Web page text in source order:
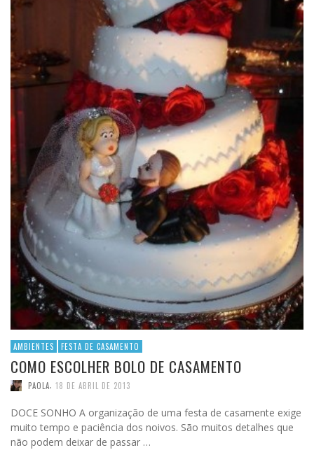
AMBIENTES FESTA DE CASAMENTO
COMO ESCOLHER BOLO DE CASAMENTO
PAOLA, 18 DE ABRIL DE 2013
DOCE SONHO A organização de uma festa de casamente exige
muito tempo e paciência dos noivos. São muitos detalhes que
não podem deixar de passar …